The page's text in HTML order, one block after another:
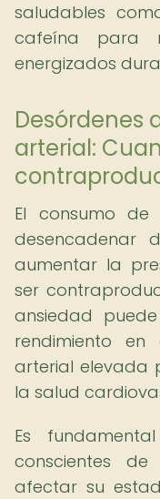
saludables
cafeína para
energizados
Desórdenes
arterial:
El consumo
desencadenar
aumentar la
ser
ansiedad
rendimiento
arterial elevada
la salud
Es
conscientes
afectar su